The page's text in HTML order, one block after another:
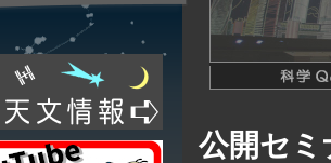
公開セミ